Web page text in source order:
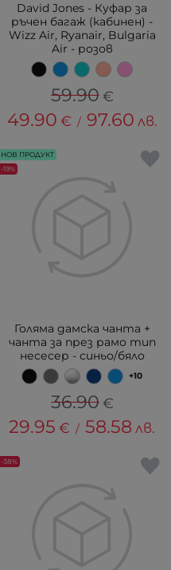
David Jones - Куфар за
ръчен багаж (кабинен) -
Wizz Air, Ryanair, Bulgaria
Air - розов
59.90 €
49.90 € / 97.60 лв.
Голяма дамска чанта +
чанта за през рамо тип
несесер - синьо/бяло
+10
36.90 €
29.95 € / 58.58 лв.
НОВ ПРОДУКТ
-19%
-38%